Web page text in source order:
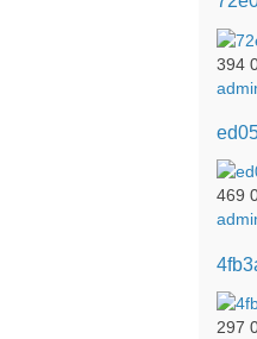
394
469
297